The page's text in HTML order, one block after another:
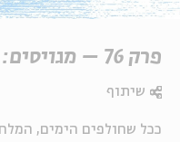
פרק 76 – מגויסים: דז'ה וו ישראלי
ככל שחולפים הימים,
שיתוף